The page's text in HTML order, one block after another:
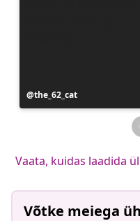
Postitus
avaldatud
the_62_cat
Vaata, kuidas laadida
Võtke meiega